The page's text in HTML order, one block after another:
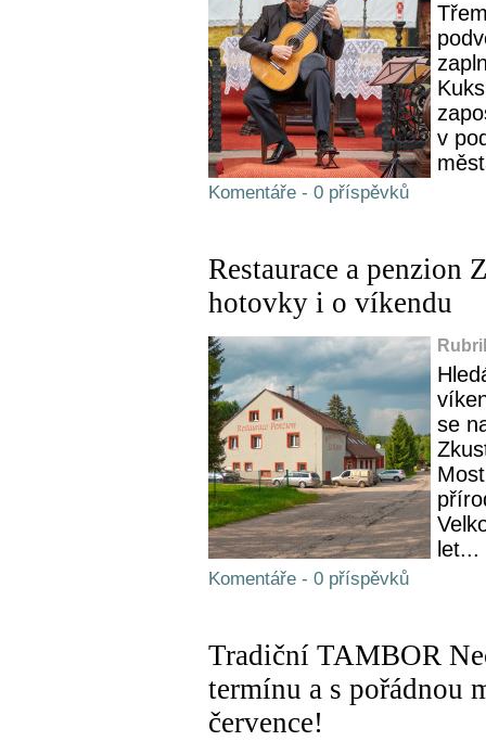
v
Komentáře - 0 příspěvků
Restaurace a penzion
hotovky i o víkendu
se
let...
Komentáře - 0 příspěvků
Tradiční TAMBOR
termínu a s pořádnou
července!